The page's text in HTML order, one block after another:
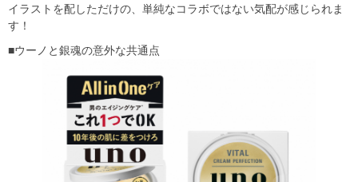
イラストを配しただけの、単純なコラボではない気配が感じられま
す！
■ウーノと銀魂の意外な共通点